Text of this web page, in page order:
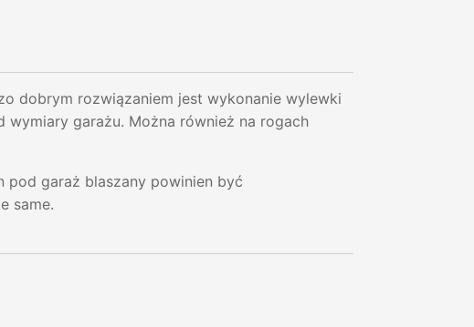
dobrym rozwiązaniem jest wykonanie wylewki
garażu. Można również na rogach
pod garaż blaszany powinien być
same.